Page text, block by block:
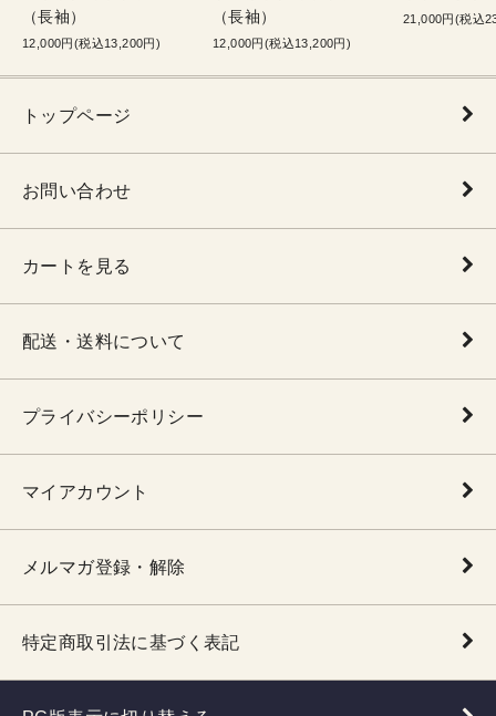
（長袖）
12,000円(税込13,200円)
（長袖）
12,000円(税込13,200円)
21,000円(税込
トップページ
お問い合わせ
カートを見る
配送・送料について
プライバシーポリシー
マイアカウント
メルマガ登録・解除
特定商取引法に基づく表記